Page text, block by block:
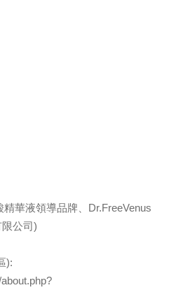
華液領導品牌、Dr.FreeVenus
公司)
):